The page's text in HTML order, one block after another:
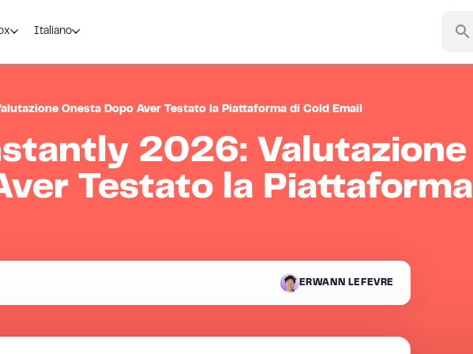
Italiano
Onesta Dopo Aver Testato la Piattaforma di Cold Email
2026: Valutazione
Testato la Piattaforma
ERWANN LEFEVRE